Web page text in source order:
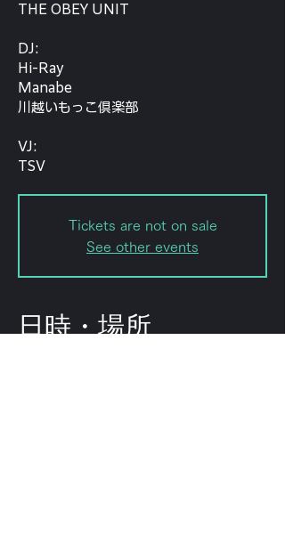
THE OBEY UNIT
DJ:
Hi-Ray
Manabe
川越いもっこ倶楽部
VJ:
TSV
Tickets are not on sale
See other events
日時・場所